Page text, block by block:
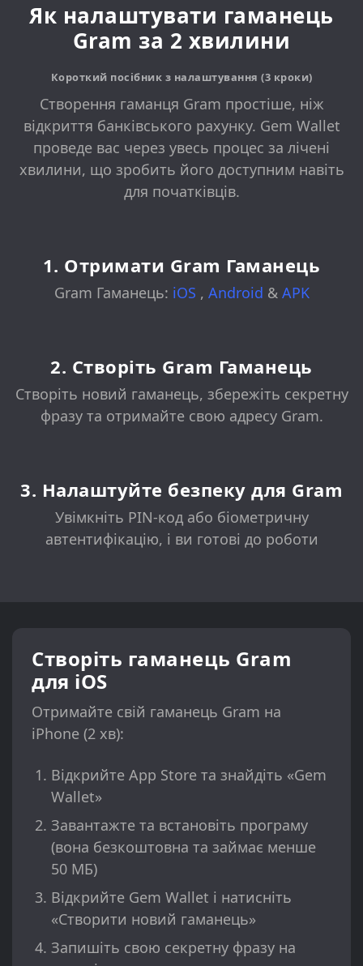
Як налаштувати гаманець
Gram за 2 хвилини
Короткий посібник з налаштування (3 кроки)
Створення гаманця Gram простіше, ніж
відкриття банківського рахунку. Gem Wallet
проведе вас через увесь процес за лічені
хвилини, що зробить його доступним навіть
для початківців.
1. Отримати Gram Гаманець
Gram Гаманець: iOS , Android & APK
2. Створіть Gram Гаманець
Створіть новий гаманець, збережіть секретну
фразу та отримайте свою адресу Gram.
3. Налаштуйте безпеку для Gram
Увімкніть PIN-код або біометричну
автентифікацію, і ви готові до роботи
Створіть гаманець Gram
для iOS
Отримайте свій гаманець Gram на
iPhone (2 хв):
Відкрийте App Store та знайдіть «Gem
Wallet»
Завантажте та встановіть програму
(вона безкоштовна та займає менше
50 МБ)
Відкрийте Gem Wallet і натисніть
«Створити новий гаманець»
Запишіть свою секретну фразу на